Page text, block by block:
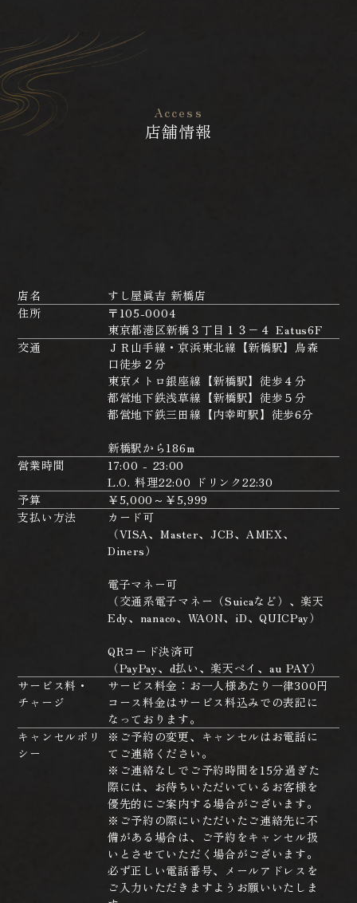
Access
店舗情報
店名
すし屋眞吉 新橋店
住所
〒105-0004
東京都港区新橋３丁目１３−４ Eatus6F
交通
ＪＲ山手線・京浜東北線【新橋駅】烏森
口徒歩２分
東京メトロ銀座線【新橋駅】徒歩４分
都営地下鉄浅草線【新橋駅】徒歩５分
都営地下鉄三田線【内幸町駅】徒歩6分
新橋駅から186m
営業時間
17:00 - 23:00
L.O. 料理22:00 ドリンク22:30
予算
￥5,000～￥5,999
支払い方法
カード可
（VISA、Master、JCB、AMEX、
Diners）
電子マネー可
（交通系電子マネー（Suicaなど）、楽天
Edy、nanaco、WAON、iD、QUICPay）
QRコード決済可
（PayPay、d払い、楽天ペイ、au PAY）
サービス料・
チャージ
サービス料金：お一人様あたり一律300円
コース料金はサービス料込みでの表記に
なっております。
キャンセルポリ
シー
※ご予約の変更、キャンセルはお電話に
てご連絡ください。
※ご連絡なしでご予約時間を15分過ぎた
際には、お待ちいただいているお客様を
優先的にご案内する場合がございます。
※ご予約の際にいただいたご連絡先に不
備がある場合は、ご予約をキャンセル扱
いとさせていただく場合がございます。
必ず正しい電話番号、メールアドレスを
ご入力いただきますようお願いいたしま